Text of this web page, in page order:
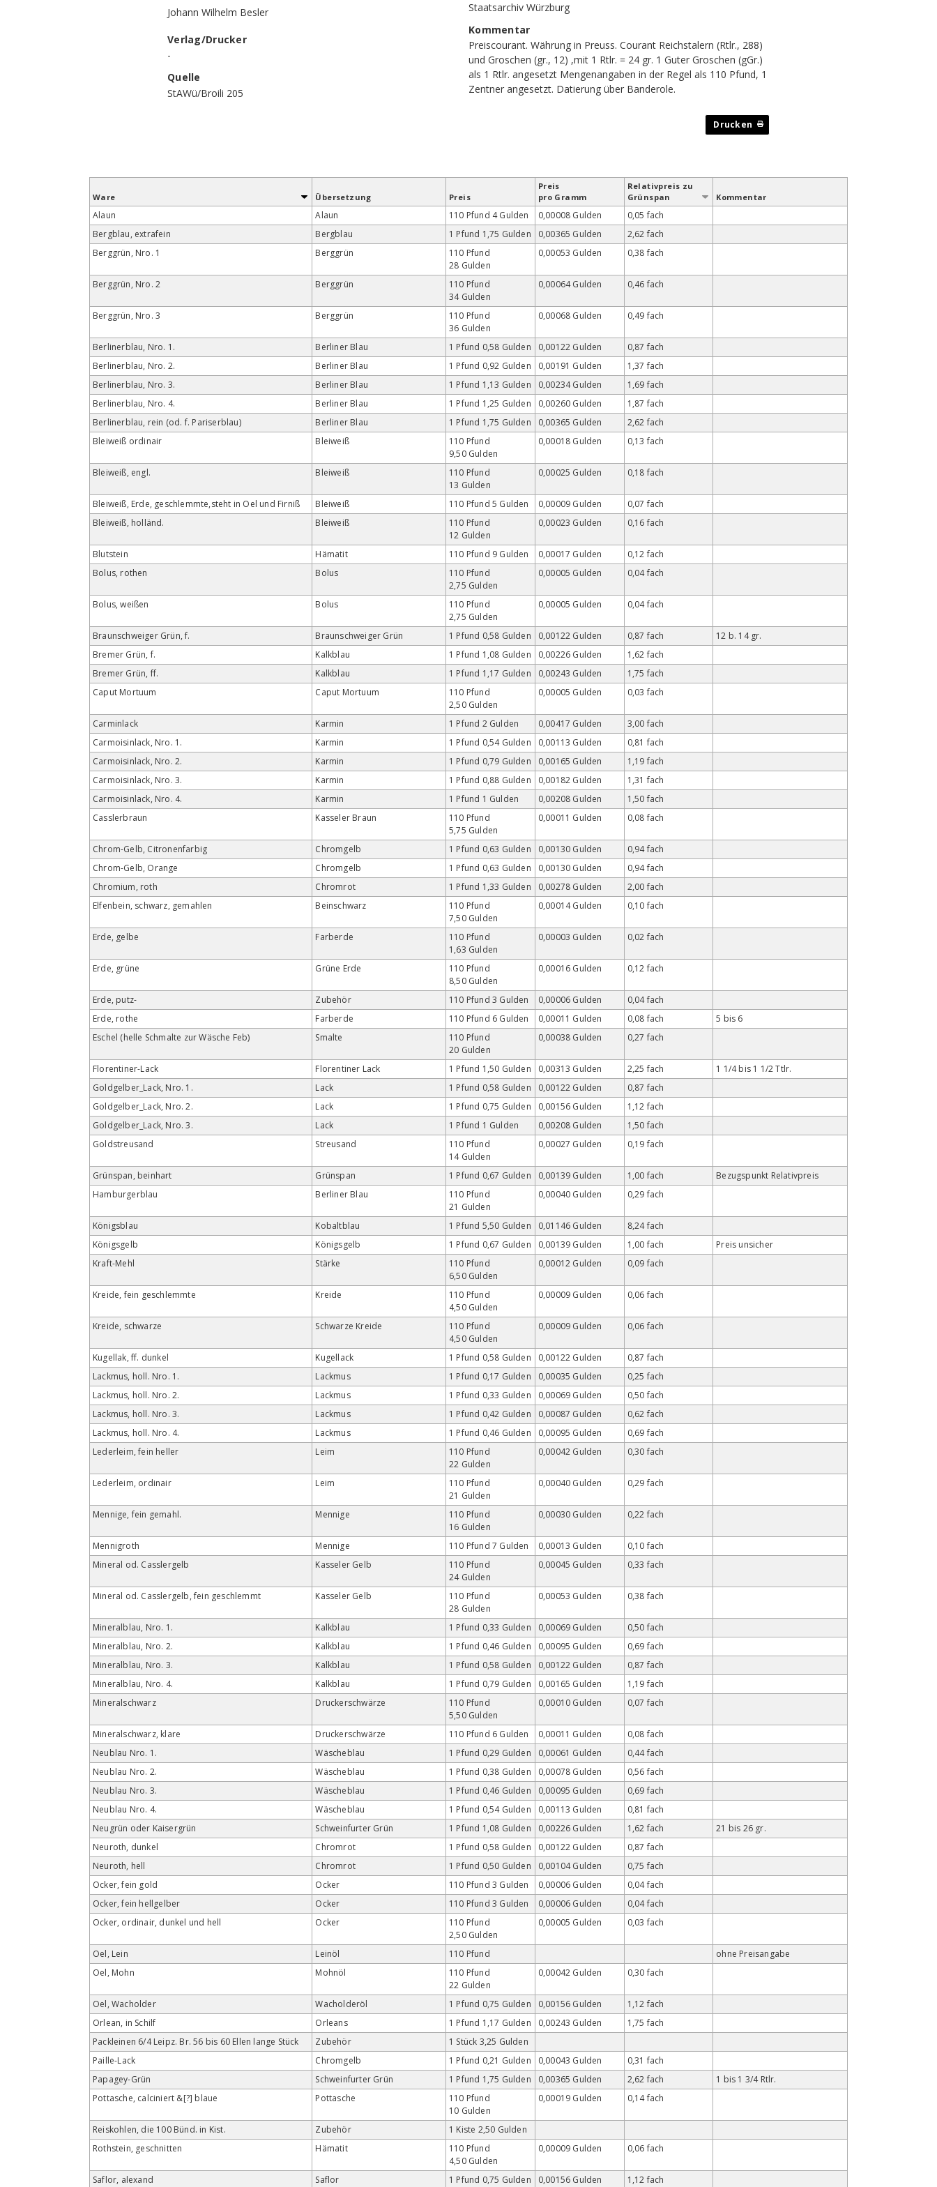
Johann Wilhelm Besler
Verlag/Drucker
-
Quelle
StAWü/Broili 205
Staatsarchiv Würzburg
Kommentar
Preiscourant. Währung in Preuss. Courant Reichstalern (Rtlr., 288)
und Groschen (gr., 12) ,mit 1 Rtlr. = 24 gr. 1 Guter Groschen (gGr.)
als 1 Rtlr. angesetzt Mengenangaben in der Regel als 110 Pfund, 1
Zentner angesetzt. Datierung über Banderole.
Ware Übersetzung Preis
Preis
pro Gramm
Relativ­preis zu
Grün­span
Kommentar
Alaun Alaun 110 Pfund 4 Gulden 0,00008 Gulden
0,05 fach
Bergblau, extrafein
Bergblau 1 Pfund 1,75 Gulden 0,00365 Gulden
2,62 fach
Berggrün, Nro. 1
Berggrün
110 Pfund
28 Gulden
0,00053 Gulden 0,38 fach
Berggrün, Nro. 2 Berggrün
110 Pfund
34 Gulden
0,00064 Gulden 0,46 fach
Berggrün, Nro. 3 Berggrün
110 Pfund
36 Gulden
0,00068 Gulden 0,49 fach
Berlinerblau, Nro. 1. Berliner Blau 1 Pfund 0,58 Gulden 0,00122 Gulden
0,87 fach
Berlinerblau, Nro. 2.
Berliner Blau 1 Pfund 0,92 Gulden 0,00191 Gulden
1,37 fach
Berlinerblau, Nro. 3.
Berliner Blau 1 Pfund 1,13 Gulden 0,00234 Gulden
1,69 fach
Berlinerblau, Nro. 4.
Berliner Blau 1 Pfund 1,25 Gulden 0,00260 Gulden
1,87 fach
Berlinerblau, rein (od. f. Pariserblau)
Berliner Blau 1 Pfund 1,75 Gulden 0,00365 Gulden
2,62 fach
Bleiweiß ordinair
Bleiweiß
110 Pfund
9,50 Gulden
0,00018 Gulden 0,13 fach
Bleiweiß, engl. Bleiweiß
110 Pfund
13 Gulden
0,00025 Gulden 0,18 fach
Bleiweiß, Erde, geschlemmte,steht in Oel und Firniß Bleiweiß 110 Pfund 5 Gulden 0,00009 Gulden
0,07 fach
Bleiweiß, holländ.
Bleiweiß
110 Pfund
12 Gulden
0,00023 Gulden 0,16 fach
Blutstein Hämatit 110 Pfund 9 Gulden 0,00017 Gulden
0,12 fach
Bolus, rothen
Bolus
110 Pfund
2,75 Gulden
0,00005 Gulden 0,04 fach
Bolus, weißen Bolus
110 Pfund
2,75 Gulden
0,00005 Gulden 0,04 fach
Braunschweiger Grün, f. Braunschweiger Grün 1 Pfund 0,58 Gulden 0,00122 Gulden 0,87 fach
12 b. 14 gr.
Bremer Grün, f.
Kalkblau 1 Pfund 1,08 Gulden 0,00226 Gulden
1,62 fach
Bremer Grün, ff.
Kalkblau 1 Pfund 1,17 Gulden 0,00243 Gulden
1,75 fach
Caput Mortuum
Caput Mortuum
110 Pfund
2,50 Gulden
0,00005 Gulden 0,03 fach
Carminlack Karmin 1 Pfund 2 Gulden 0,00417 Gulden
3,00 fach
Carmoisinlack, Nro. 1.
Karmin 1 Pfund 0,54 Gulden 0,00113 Gulden
0,81 fach
Carmoisinlack, Nro. 2.
Karmin 1 Pfund 0,79 Gulden 0,00165 Gulden
1,19 fach
Carmoisinlack, Nro. 3.
Karmin 1 Pfund 0,88 Gulden 0,00182 Gulden
1,31 fach
Carmoisinlack, Nro. 4.
Karmin 1 Pfund 1 Gulden 0,00208 Gulden
1,50 fach
Casslerbraun
Kasseler Braun
110 Pfund
5,75 Gulden
0,00011 Gulden 0,08 fach
Chrom-Gelb, Citronenfarbig Chromgelb 1 Pfund 0,63 Gulden 0,00130 Gulden
0,94 fach
Chrom-Gelb, Orange
Chromgelb 1 Pfund 0,63 Gulden 0,00130 Gulden
0,94 fach
Chromium, roth
Chromrot 1 Pfund 1,33 Gulden 0,00278 Gulden
2,00 fach
Elfenbein, schwarz, gemahlen
Beinschwarz
110 Pfund
7,50 Gulden
0,00014 Gulden 0,10 fach
Erde, gelbe Farberde
110 Pfund
1,63 Gulden
0,00003 Gulden 0,02 fach
Erde, grüne Grüne Erde
110 Pfund
8,50 Gulden
0,00016 Gulden 0,12 fach
Erde, putz- Zubehör 110 Pfund 3 Gulden 0,00006 Gulden
0,04 fach
Erde, rothe
Farberde 110 Pfund 6 Gulden 0,00011 Gulden 0,08 fach
5 bis 6
Eschel (helle Schmalte zur Wäsche Feb)
Smalte
110 Pfund
20 Gulden
0,00038 Gulden 0,27 fach
Florentiner-Lack Florentiner Lack 1 Pfund 1,50 Gulden 0,00313 Gulden 2,25 fach
1 1/4 bis 1 1/2 Ttlr.
Goldgelber_Lack, Nro. 1.
Lack 1 Pfund 0,58 Gulden 0,00122 Gulden
0,87 fach
Goldgelber_Lack, Nro. 2.
Lack 1 Pfund 0,75 Gulden 0,00156 Gulden
1,12 fach
Goldgelber_Lack, Nro. 3.
Lack 1 Pfund 1 Gulden 0,00208 Gulden
1,50 fach
Goldstreusand
Streusand
110 Pfund
14 Gulden
0,00027 Gulden 0,19 fach
Grünspan, beinhart Grünspan 1 Pfund 0,67 Gulden 0,00139 Gulden 1,00 fach
Bezugspunkt Relativpreis
Hamburgerblau
Berliner Blau
110 Pfund
21 Gulden
0,00040 Gulden 0,29 fach
Königsblau Kobaltblau 1 Pfund 5,50 Gulden 0,01146 Gulden
8,24 fach
Königsgelb
Königsgelb 1 Pfund 0,67 Gulden 0,00139 Gulden 1,00 fach
Preis unsicher
Kraft-Mehl
Stärke
110 Pfund
6,50 Gulden
0,00012 Gulden 0,09 fach
Kreide, fein geschlemmte Kreide
110 Pfund
4,50 Gulden
0,00009 Gulden 0,06 fach
Kreide, schwarze Schwarze Kreide
110 Pfund
4,50 Gulden
0,00009 Gulden 0,06 fach
Kugellak, ff. dunkel Kugellack 1 Pfund 0,58 Gulden 0,00122 Gulden
0,87 fach
Lackmus, holl. Nro. 1.
Lackmus 1 Pfund 0,17 Gulden 0,00035 Gulden
0,25 fach
Lackmus, holl. Nro. 2.
Lackmus 1 Pfund 0,33 Gulden 0,00069 Gulden
0,50 fach
Lackmus, holl. Nro. 3.
Lackmus 1 Pfund 0,42 Gulden 0,00087 Gulden
0,62 fach
Lackmus, holl. Nro. 4.
Lackmus 1 Pfund 0,46 Gulden 0,00095 Gulden
0,69 fach
Lederleim, fein heller
Leim
110 Pfund
22 Gulden
0,00042 Gulden 0,30 fach
Lederleim, ordinair Leim
110 Pfund
21 Gulden
0,00040 Gulden 0,29 fach
Mennige, fein gemahl. Mennige
110 Pfund
16 Gulden
0,00030 Gulden 0,22 fach
Mennigroth Mennige 110 Pfund 7 Gulden 0,00013 Gulden
0,10 fach
Mineral od. Casslergelb
Kasseler Gelb
110 Pfund
24 Gulden
0,00045 Gulden 0,33 fach
Mineral od. Casslergelb, fein geschlemmt Kasseler Gelb
110 Pfund
28 Gulden
0,00053 Gulden 0,38 fach
Mineralblau, Nro. 1. Kalkblau 1 Pfund 0,33 Gulden 0,00069 Gulden
0,50 fach
Mineralblau, Nro. 2.
Kalkblau 1 Pfund 0,46 Gulden 0,00095 Gulden
0,69 fach
Mineralblau, Nro. 3.
Kalkblau 1 Pfund 0,58 Gulden 0,00122 Gulden
0,87 fach
Mineralblau, Nro. 4.
Kalkblau 1 Pfund 0,79 Gulden 0,00165 Gulden
1,19 fach
Mineralschwarz
Druckerschwärze
110 Pfund
5,50 Gulden
0,00010 Gulden 0,07 fach
Mineralschwarz, klare Druckerschwärze 110 Pfund 6 Gulden 0,00011 Gulden
0,08 fach
Neublau Nro. 1.
Wäscheblau 1 Pfund 0,29 Gulden 0,00061 Gulden
0,44 fach
Neublau Nro. 2.
Wäscheblau 1 Pfund 0,38 Gulden 0,00078 Gulden
0,56 fach
Neublau Nro. 3.
Wäscheblau 1 Pfund 0,46 Gulden 0,00095 Gulden
0,69 fach
Neublau Nro. 4.
Wäscheblau 1 Pfund 0,54 Gulden 0,00113 Gulden
0,81 fach
Neugrün oder Kaisergrün
Schweinfurter Grün 1 Pfund 1,08 Gulden 0,00226 Gulden 1,62 fach
21 bis 26 gr.
Neuroth, dunkel
Chromrot 1 Pfund 0,58 Gulden 0,00122 Gulden
0,87 fach
Neuroth, hell
Chromrot 1 Pfund 0,50 Gulden 0,00104 Gulden
0,75 fach
Ocker, fein gold
Ocker 110 Pfund 3 Gulden 0,00006 Gulden
0,04 fach
Ocker, fein hellgelber
Ocker 110 Pfund 3 Gulden 0,00006 Gulden
0,04 fach
Ocker, ordinair, dunkel und hell
Ocker
110 Pfund
2,50 Gulden
0,00005 Gulden 0,03 fach
Oel, Lein Leinöl 110 Pfund
ohne Preisangabe
Oel, Mohn
Mohnöl
110 Pfund
22 Gulden
0,00042 Gulden 0,30 fach
Oel, Wacholder Wacholderöl 1 Pfund 0,75 Gulden 0,00156 Gulden
1,12 fach
Orlean, in Schilf
Orleans 1 Pfund 1,17 Gulden 0,00243 Gulden
1,75 fach
Packleinen 6/4 Leipz. Br. 56 bis 60 Ellen lange Stück
Zubehör
1 Stück 3,25 Gulden
Paille-Lack
Chromgelb 1 Pfund 0,21 Gulden 0,00043 Gulden
0,31 fach
Papagey-Grün
Schweinfurter Grün 1 Pfund 1,75 Gulden 0,00365 Gulden 2,62 fach
1 bis 1 3/4 Rtlr.
Pottasche, calciniert &[?] blaue
Pottasche
110 Pfund
10 Gulden
0,00019 Gulden 0,14 fach
Reiskohlen, die 100 Bünd. in Kist. Zubehör
1 Kiste 2,50 Gulden
Rothstein, geschnitten
Hämatit
110 Pfund
4,50 Gulden
0,00009 Gulden 0,06 fach
Saflor, alexand Saflor 1 Pfund 0,75 Gulden 0,00156 Gulden 1,12 fach